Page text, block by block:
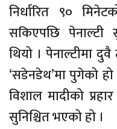
निर्धारित ९०
सकिएपछि पेनाल्टी
थियो । पेनाल्टीमा
‘सडेनडेथ’मा पुगेको
विशाल मादीको
सुनिश्चित भएको हो ।